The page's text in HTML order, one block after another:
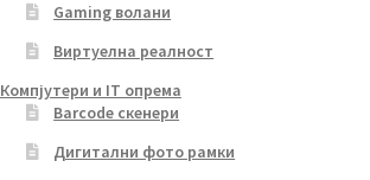
Gaming волани
Виртуелна реалност
Компјутери и IT опрема
Barcode скенери
Дигитални фото рамки